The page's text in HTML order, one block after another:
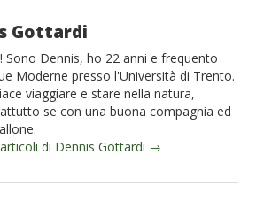
Gottardi
Sono Dennis, ho 22 anni e frequento
Moderne presso l'Università di Trento.
viaggiare e stare nella natura,
se con una buona compagnia ed
di Dennis Gottardi →